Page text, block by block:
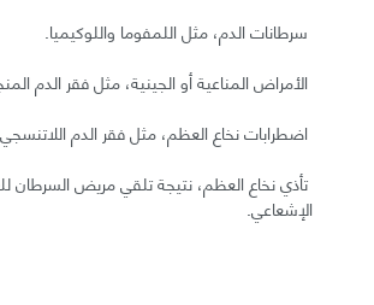
سرطانات الدم، مثل اللمفوما واللوكيميا.
الأمراض المناعية أو الجينية، مثل فقر الدم
اضطرابات نخاع العظم، مثل فقر الدم
تأذي نخاع العظم، نتيجة تلقي مريض السرطان
الإشعاعي.